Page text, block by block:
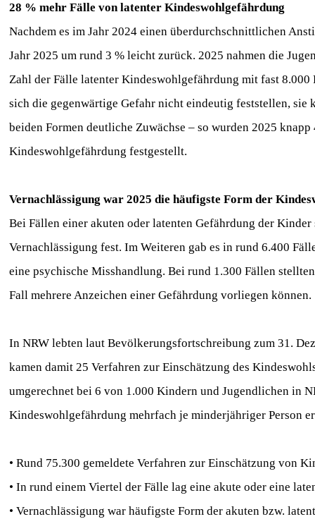
28 % mehr Fälle von latenter Kindeswohlgefährdung
Nachdem es im Jahr 2024 einen überdurchschnittlichen
Jahr 2025 um rund 3 % leicht zurück. 2025 nahmen die
Zahl der Fälle latenter Kindeswohlgefährdung mit fast
sich die gegenwärtige Gefahr nicht eindeutig feststellen, sie
beiden Formen deutliche Zuwächse – so wurden 2025
Kindeswohlgefährdung festgestellt.
Vernachlässigung war 2025 die häufigste Form der
Bei Fällen einer akuten oder latenten Gefährdung der
Vernachlässigung fest. Im Weiteren gab es in rund 6.400
eine psychische Misshandlung. Bei rund 1.300 Fällen
Fall mehrere Anzeichen einer Gefährdung vorliegen können.
In NRW lebten laut Bevölkerungsfortschreibung zum 31.
kamen damit 25 Verfahren zur Einschätzung des
umgerechnet bei 6 von 1.000 Kindern und Jugendlichen in
Kindeswohlgefährdung mehrfach je minderjähriger Person
• Rund 75.300 gemeldete Verfahren zur Einschätzung von
• In rund einem Viertel der Fälle lag eine akute oder eine
• Vernachlässigung war häufigste Form der akuten bzw.